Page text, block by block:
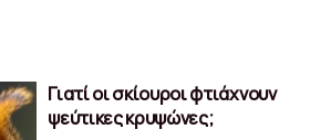
Γιατί οι σκίουροι φτιάχνουν
ψεύτικες κρυψώνες;